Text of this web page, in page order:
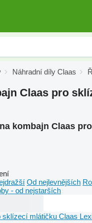
Náhradní díly Claas
Claas pro
kombajn Claas
Od nejlevnějších
- od nejstarších